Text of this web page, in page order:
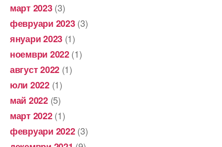
март 2023(3)
февруари 2023(3)
януари 2023 (1)
ноември 2022(1)
август 2022 (1)
юли 2022(1)
май 2022(5)
март 2022(1)
февруари 2022(3)